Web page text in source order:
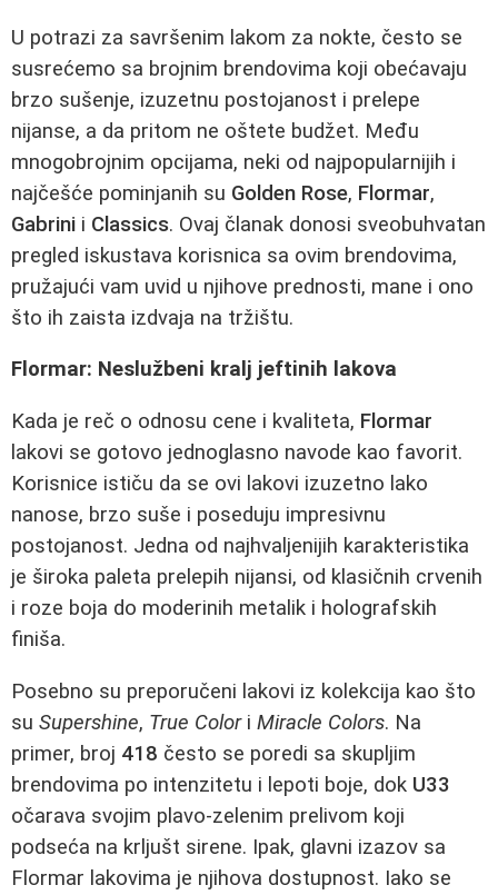
U potrazi za savršenim lakom za nokte, često se
susrećemo sa brojnim brendovima koji obećavaju
brzo sušenje, izuzetnu postojanost i prelepe
nijanse, a da pritom ne oštete budžet. Među
mnogobrojnim opcijama, neki od najpopularnijih i
najčešće pominjanih su Golden Rose, Flormar,
Gabrini i Classics. Ovaj članak donosi sveobuhvatan
pregled iskustava korisnica sa ovim brendovima,
pružajući vam uvid u njihove prednosti, mane i ono
što ih zaista izdvaja na tržištu.
Flormar: Neslužbeni kralj jeftinih lakova
Kada je reč o odnosu cene i kvaliteta, Flormar
lakovi se gotovo jednoglasno navode kao favorit.
Korisnice ističu da se ovi lakovi izuzetno lako
nanose, brzo suše i poseduju impresivnu
postojanost. Jedna od najhvaljenijih karakteristika
je široka paleta prelepih nijansi, od klasičnih crvenih
i roze boja do moderinih metalik i holografskih
finiša.
Posebno su preporučeni lakovi iz kolekcija kao što
su Supershine, True Colori Miracle Colors. Na
primer, broj 418 često se poredi sa skupljim
brendovima po intenzitetu i lepoti boje, dok U33
očarava svojim plavo-zelenim prelivom koji
podseća na krljušt sirene. Ipak, glavni izazov sa
Flormar lakovima je njihova dostupnost. Iako se